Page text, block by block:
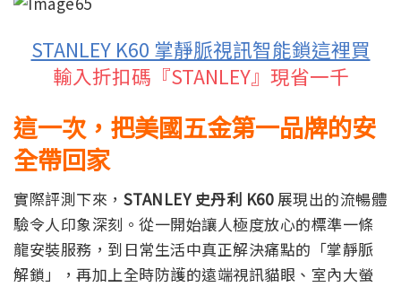
STANLEY K60 掌靜脈視訊智能鎖這裡買
輸入折扣碼『STANLEY』現省一千
這一次，把美國五金第一品牌的安
全帶回家
實際評測下來， STANLEY 史丹利 K60展現出的流暢體
驗令人印象深刻。從一開始讓人極度放心的標準一條
龍安裝服務，到日常生活中真正解決痛點的「掌靜脈
解鎖」，再加上全時防護的遠端視訊貓眼、室內大螢